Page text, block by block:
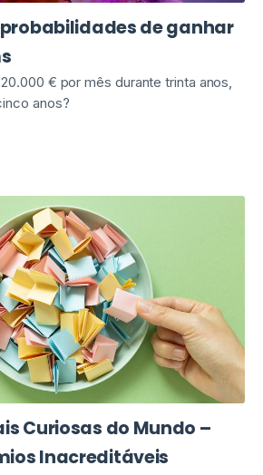
de ganhar
€ por mês durante trinta anos,
anos?
Curiosas do Mundo –
Inacreditáveis